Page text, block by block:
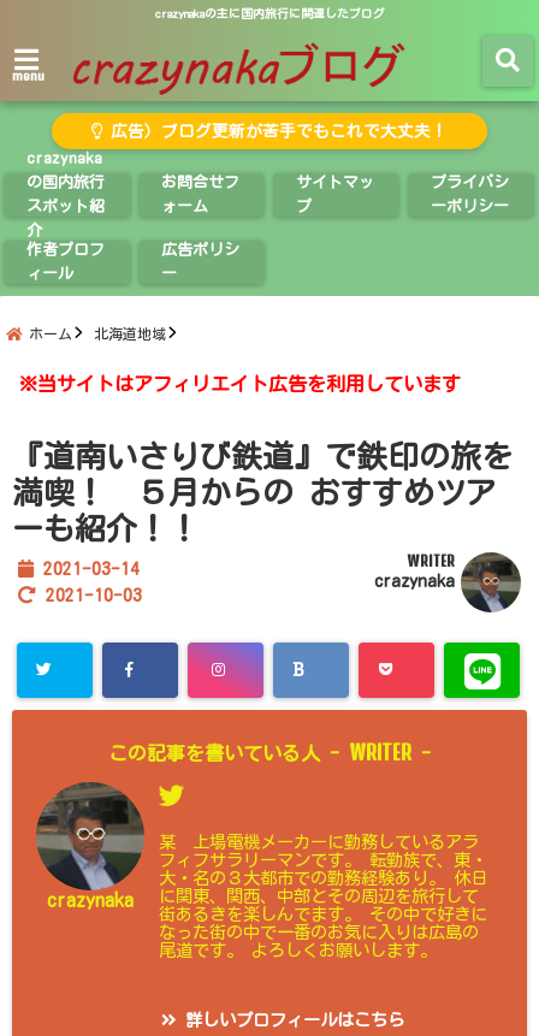
crazynakaの主に国内旅行に関連したブログ
menu
広告）ブログ更新が苦手でもこれで大丈夫！
crazynaka
の国内旅行
スポット紹
介
お問合せフ
ォーム
サイトマッ
プ
プライバシ
ーポリシー
作者プロフ
ィール
広告ポリシ
ー
ホーム 北海道地域
※当サイトはアフィリエイト広告を利用しています
『道南いさりび鉄道』で鉄印の旅を
満喫！ ５月からの おすすめツア
ーも紹介！！
2021-03-14
2021-10-03
WRITER
crazynaka
この記事を書いている人 - WRITER -
crazynaka
某 上場電機メーカーに勤務しているアラ
フィフサラリーマンです。 転勤族で、東・
大・名の３大都市での勤務経験あり。 休日
に関東、関西、中部とその周辺を旅行して
街あるきを楽しんでます。 その中で好きに
なった街の中で一番のお気に入りは広島の
尾道です。 よろしくお願いします。
詳しいプロフィールはこちら